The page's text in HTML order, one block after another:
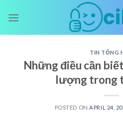
TIN TỔNG
Những điều cần
lượng trong
POSTED ON APRIL 24,